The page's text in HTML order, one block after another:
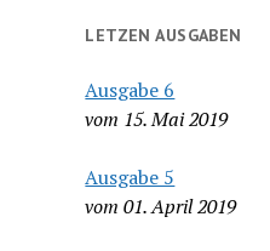
LETZEN AUSGABEN
Ausgabe 6
vom 15. Mai 2019
Ausgabe 5
vom 01. April 2019